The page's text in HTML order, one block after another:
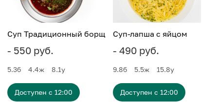
Суп Традиционный борщ
- 550 руб.
5.3б 4.4ж 8.1у
Доступен с 12:00
Суп-лапша с яйцом
- 490 руб.
9.8б 5.5ж 15.8у
Доступен с 12:00